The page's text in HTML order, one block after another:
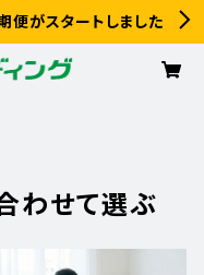
便がスタートしました
わせて選ぶ